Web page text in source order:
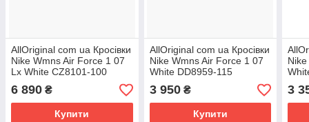
AllOriginal com ua Кросівки
Nike Wmns Air Force 1 07
Lx White CZ8101-100
РОЗМІРИ ЗАПИТУЙТЕ
6 890 ₴
Купити
AllOriginal com ua Кросівки
Nike Wmns Air Force 1 07
White DD8959-115
РОЗМІРИ ЗАПИТУЙТЕ
3 950₴
Купити
3